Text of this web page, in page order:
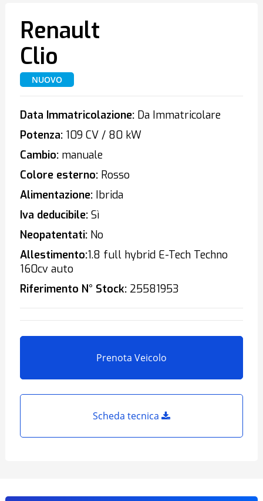
Renault
Clio
NUOVO
Data Immatricolazione:Da Immatricolare
Potenza:109 CV / 80 kW
Cambio:manuale
Colore esterno:Rosso
Alimentazione:Ibrida
Iva deducibile:Sì
Neopatentati:No
Allestimento:1.8 full hybrid E-Tech Techno
160cv auto
Riferimento N° Stock:25581953
Prenota Veicolo
Scheda tecnica